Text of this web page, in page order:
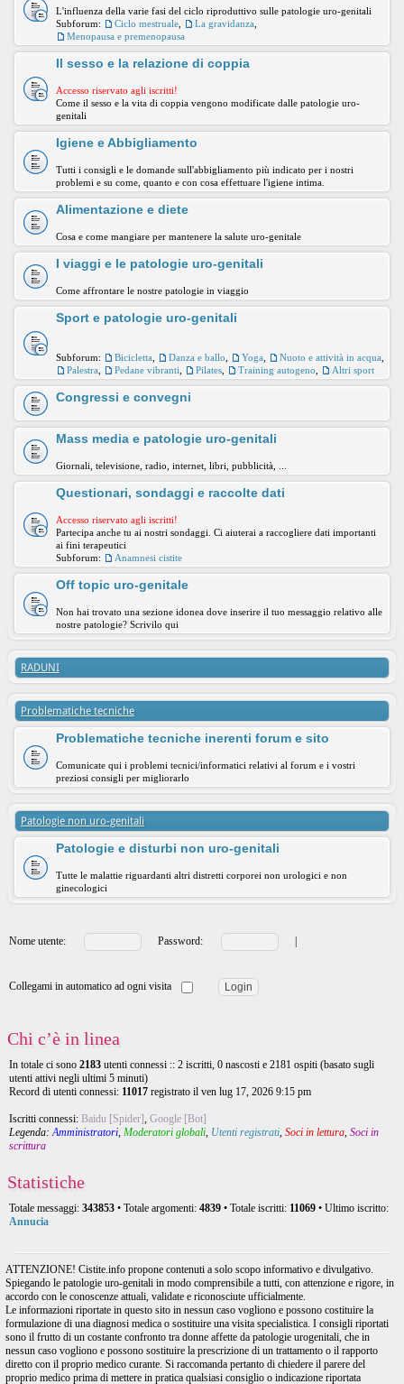
L'influenza della varie fasi del ciclo riproduttivo sulle patologie uro-genitali
Subforum:
Ciclo mestruale La gravidanza
Menopausa e premenopausa
Il sesso e la relazione di coppia
Accesso riservato agli iscritti!
Come il sesso e la vita di coppia vengono modificate dalle patologie uro-
genitali
Igiene e Abbigliamento
Tutti i consigli e le domande sull'abbigliamento più indicato per i nostri
problemi e su come, quanto e con cosa effettuare l'igiene intima.
Alimentazione e diete
Cosa e come mangiare per mantenere la salute uro-genitale
I viaggi e le patologie uro-genitali
Come affrontare le nostre patologie in viaggio
Sport e patologie uro-genitali
Subforum: Bicicletta Danza e ballo Yoga Nuoto e attività in acqua
Palestra
Pedane vibranti Pilates Training autogeno Altri sport
Congressi e convegni
Mass media e patologie uro-genitali
Giornali, televisione, radio, internet, libri, pubblicità, ...
Questionari, sondaggi e raccolte dati
Accesso riservato agli iscritti!
Partecipa anche tu ai nostri sondaggi. Ci aiuterai a raccogliere dati importanti
ai fini terapeutici
Subforum:
Anamnesi cistite
Off topic uro-genitale
Non hai trovato una sezione idonea dove inserire il tuo messaggio relativo alle
nostre patologie? Scrivilo qui
RADUNI
Problematiche tecniche
Problematiche tecniche inerenti forum e sito
Comunicate qui i problemi tecnici/informatici relativi al forum e i vostri
preziosi consigli per migliorarlo
Patologie non uro-genitali
Patologie e disturbi non uro-genitali
Tutte le malattie riguardanti altri distretti corporei non urologici e non
ginecologici
Nome utente: Password:
Collegami in automatico ad ogni visita
Chi c’è in linea
In totale ci sono 2183 utenti connessi :: 2 iscritti, 0 nascosti e 2181 ospiti (basato sugli
utenti attivi negli ultimi 5 minuti)
Record di utenti connessi: 11017 registrato il ven lug 17, 2026 9:15 pm
Iscritti connessi: Baidu [Spider], Google [Bot]
Legenda:Amministratori, Moderatori globali, Utenti registrati, Soci in lettura, Soci in
scrittura
Statistiche
Totale messaggi: 343853 • Totale argomenti: 4839 • Totale iscritti: 11069 • Ultimo iscritto:
Annucia
ATTENZIONE! Cistite.info propone contenuti a solo scopo informativo e divulgativo.
Spiegando le patologie uro-genitali in modo comprensibile a tutti, con attenzione e rigore, in
accordo con le conoscenze attuali, validate e riconosciute ufficialmente.
Le informazioni riportate in questo sito in nessun caso vogliono e possono costituire la
formulazione di una diagnosi medica o sostituire una visita specialistica. I consigli riportati
sono il frutto di un costante confronto tra donne affette da patologie urogenitali, che in
nessun caso vogliono e possono sostituire la prescrizione di un trattamento o il rapporto
diretto con il proprio medico curante. Si raccomanda pertanto di chiedere il parere del
proprio medico prima di mettere in pratica qualsiasi consiglio o indicazione riportata